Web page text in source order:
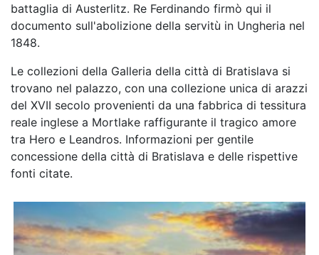
battaglia di Austerlitz. Re Ferdinando firmò qui il
documento sull'abolizione della servitù in Ungheria nel
1848.
Le collezioni della Galleria della città di Bratislava si
trovano nel palazzo, con una collezione unica di arazzi
del XVII secolo provenienti da una fabbrica di tessitura
reale inglese a Mortlake raffigurante il tragico amore
tra Hero e Leandros. Informazioni per gentile
concessione della città di Bratislava e delle rispettive
fonti citate.